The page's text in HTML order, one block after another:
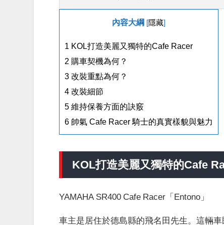
內容大綱 隱藏
1
KOL打造美麗又獨特的Cafe Racer
2 購車契機為何？
3 改裝重點為何？
4 改裝細節
5 維持保養方面的訣竅
6 帥氣 Cafe Racer 騎士的真實樣貌與魅力
KOL打造美麗又獨特的Cafe
YAMAHA SR400 Cafe Racer「Entono」
車主是居住於德島縣的飛名田先生。這輛